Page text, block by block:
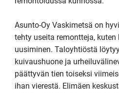
Asunto-Oy Vaskimetsä on
tehty useita remontteja,
uusiminen. Taloyhtiöstä
kuivaushuone ja
päättyvän tien toiseksi
ihan vierestä. Elimäen